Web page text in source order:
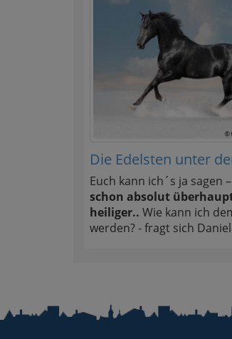
Die Edelsten unter
Euch kann ich´s ja sagen –
schon absolut
heiliger.. Wie kann ich
werden? - fragt sich